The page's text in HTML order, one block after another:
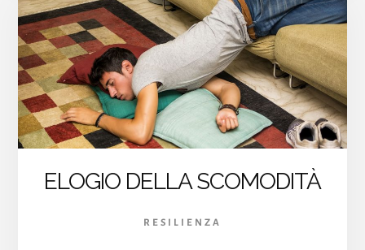
CAPACITA’
DI
NON
MOLLARE
MAI
ELOGIO DELLA SCOMODITÀ
RESILIENZA